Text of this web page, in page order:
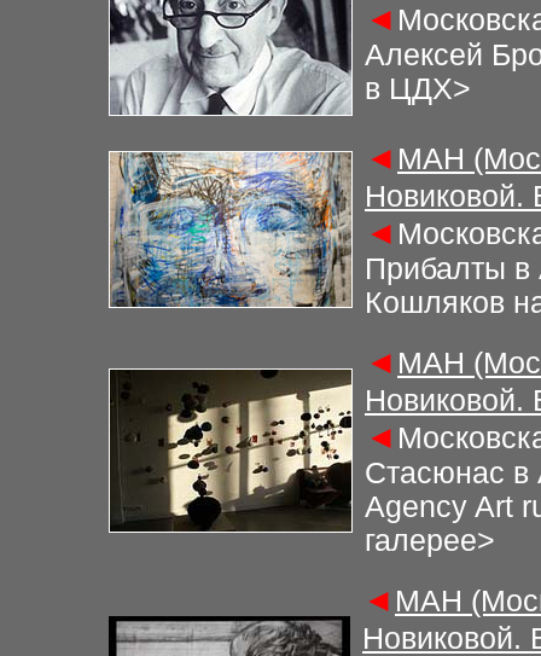
◄
Алексей
в ЦДХ>
◄ МАН
Новиковой.
◄
Прибалты в
Кошляков
◄ МАН
Новиковой.
◄
Стасюнас в
Agency Art
галерее>
◄ МАН
Новиковой.